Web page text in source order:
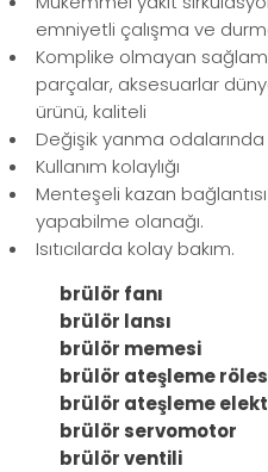
emniyetli çalışma ve
Komplike olmayan
parçalar, aksesuarlar
ürünü, kaliteli
Değişik yanma
Kullanım kolaylığı
Menteşeli kazan
yapabilme olanağı.
Isıtıcılarda kolay bakım.
brülör fanı
brülör lansı
brülör memesi
brülör ateşleme
brülör ateşleme
brülör servomotor
brülör ventili